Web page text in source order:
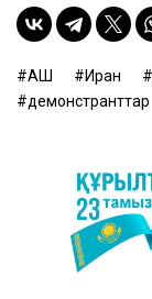
АҚШ Иран
демонстранттар